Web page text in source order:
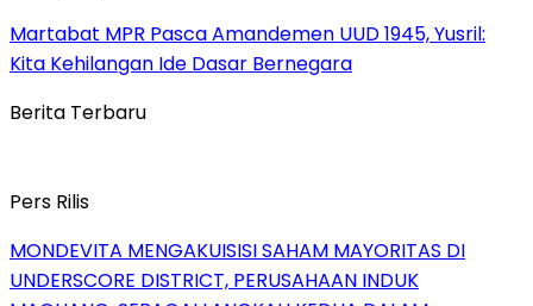
Martabat MPR Pasca Amandemen UUD 1945, Yusril:
Kita Kehilangan Ide Dasar Bernegara
Berita Terbaru
Pers Rilis
MONDEVITA MENGAKUISISI SAHAM MAYORITAS DI
UNDERSCORE DISTRICT, PERUSAHAAN INDUK